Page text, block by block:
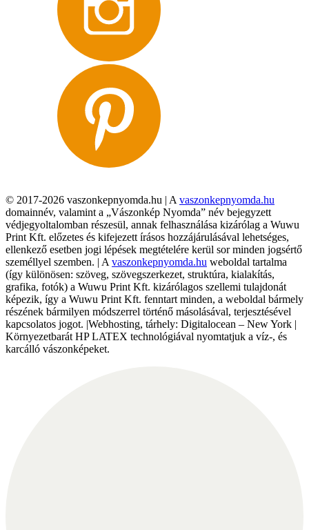
© 2017-2026 vaszonkepnyomda.hu | A vaszonkepnyomda.hu
domainnév, valamint a „Vászonkép Nyomda” név bejegyzett
védjegyoltalomban részesül, annak felhasználása kizárólag a Wuwu
Print Kft. előzetes és kifejezett írásos hozzájárulásával lehetséges,
ellenkező esetben jogi lépések megtételére kerül sor minden jogsértő
személlyel szemben. | A vaszonkepnyomda.hu weboldal tartalma
(így különösen: szöveg, szövegszerkezet, struktúra, kialakítás,
grafika, fotók) a Wuwu Print Kft. kizárólagos szellemi tulajdonát
képezik, így a Wuwu Print Kft. fenntart minden, a weboldal bármely
részének bármilyen módszerrel történő másolásával, terjesztésével
kapcsolatos jogot. |Webhosting, tárhely: Digitalocean – New York |
Környezetbarát HP LATEX technológiával nyomtatjuk a víz-, és
karcálló vászonképeket.